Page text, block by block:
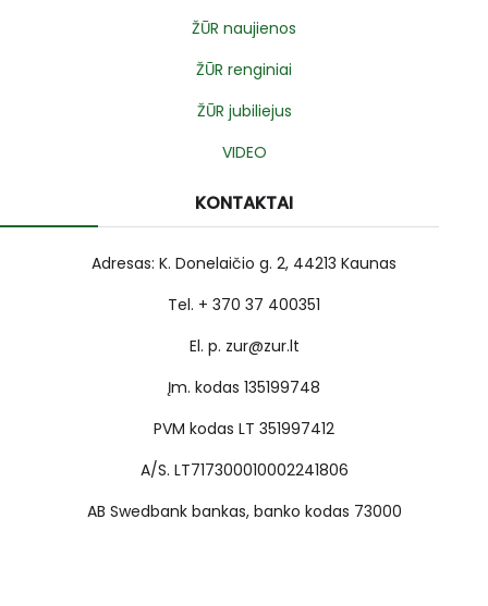
ŽŪR naujienos
ŽŪR renginiai
ŽŪR jubiliejus
VIDEO
KONTAKTAI
Adresas: K. Donelaičio g. 2, 44213 Kaunas
Tel. + 370 37 400351
El. p. zur@zur.lt
Įm. kodas 135199748
PVM kodas LT 351997412
A/S. LT717300010002241806
AB Swedbank bankas, banko kodas 73000